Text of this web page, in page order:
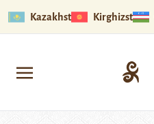
Kazakhstan Kirghizstan